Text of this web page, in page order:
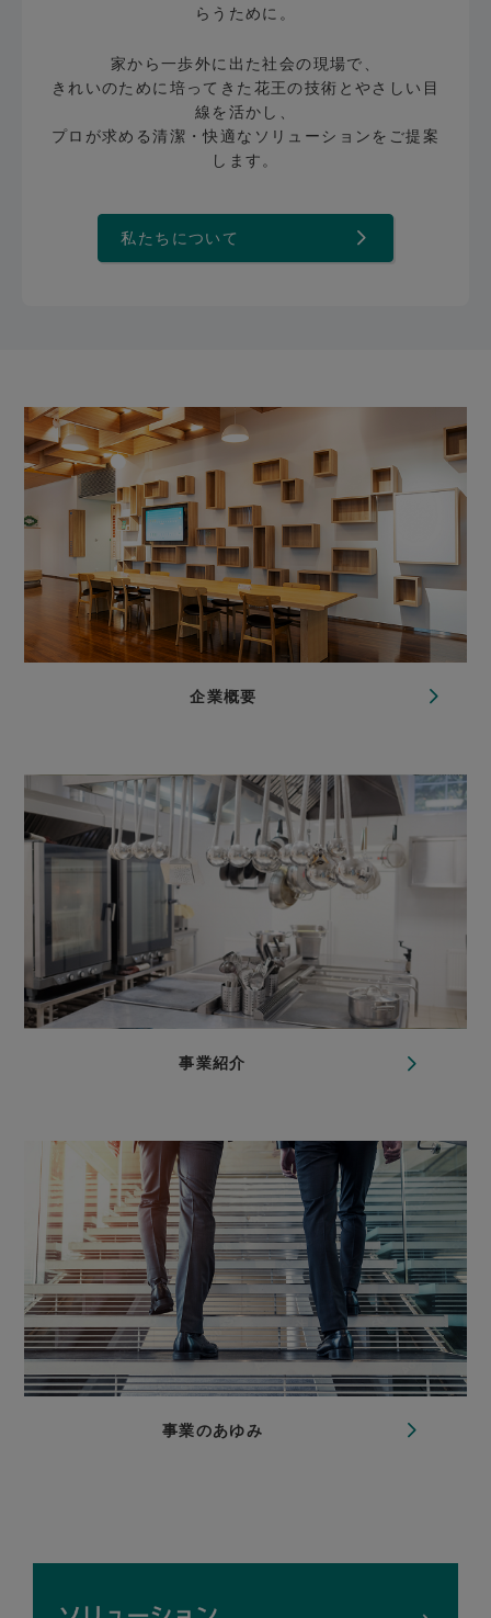
らうために。
家から一歩外に出た社会の現場で、
きれいのために培ってきた花王の技術とやさしい目
線を活かし、
プロが求める清潔・快適なソリューションをご提案
します。
私たちについて
企業概要
事業紹介
事業のあゆみ